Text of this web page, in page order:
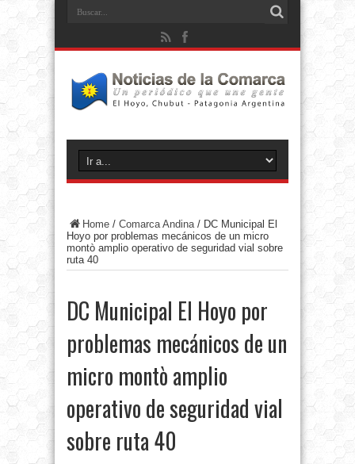
Home / Comarca Andina/ DC Municipal El
Hoyo por problemas mecánicos de un micro
montò amplio operativo de seguridad vial sobre
ruta 40
DC Municipal El Hoyo por
problemas mecánicos de un
micro montò amplio
operativo de seguridad vial
sobre ruta 40